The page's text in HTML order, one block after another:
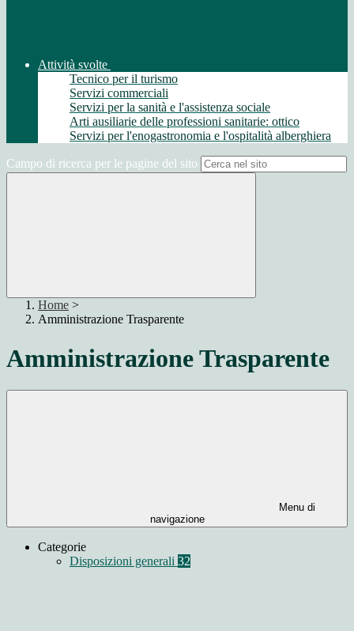
Attività svolte
Tecnico per il turismo
Servizi commerciali
Servizi per la sanità e l'assistenza sociale
Arti ausiliarie delle professioni sanitarie: ottico
Servizi per l'enogastronomia e l'ospitalità alberghiera
Campo di ricerca per le pagine del sito
Home >
Amministrazione Trasparente
Amministrazione Trasparente
Menu di
navigazione
Categorie
Disposizioni generali 32